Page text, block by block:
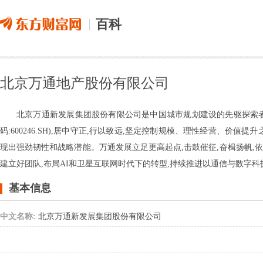
百科
北京万通地产股份有限公司
北京万通新发展集团股份有限公司是中国城市规划建设的先驱探
码:600246.SH),居中守正,行以致远,坚定控制规模、理性经营、价值提
现出强劲韧性和战略潜能。万通发展立足更高起点,击鼓催征,奋楫扬帆,
建立好团队,布局AI和卫星互联网时代下的转型,持续推进以通信与数字
基本信息
中文名称: 北京万通新发展集团股份有限公司